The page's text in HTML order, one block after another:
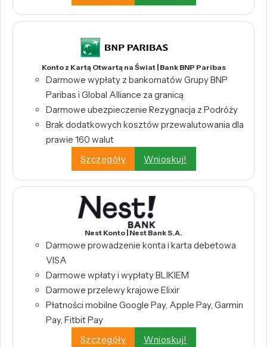
Konto z Kartą Otwartą na Świat | Bank BNP Paribas
Darmowe wypłaty z bankomatów Grupy BNP
Paribas i Global Alliance za granicą
Darmowe ubezpieczenie Rezygnacja z Podróży
Brak dodatkowych kosztów przewalutowania dla
prawie 160 walut
Szczegóły
Wnioskuj!
Nest Konto | Nest Bank S.A.
Darmowe prowadzenie konta i karta debetowa
VISA
Darmowe wpłaty i wypłaty BLIKIEM
Darmowe przelewy krajowe Elixir
Płatności mobilne Google Pay, Apple Pay, Garmin
Pay, Fitbit Pay
Szczegóły
Wnioskuj!